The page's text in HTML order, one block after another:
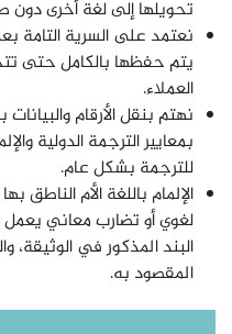
تحويلها إلى لغة أخرى دون
نعتمد على السرية التامة
يتم حفظها بالكامل حتى
العملاء.
نهتم بنقل الأرقام
بمعايير الترجمة الدولية
للترجمة بشكل عام.
الإلمام باللغة الأم
لغوي أو تضارب معاني
البند المذكور في
المقصود به.